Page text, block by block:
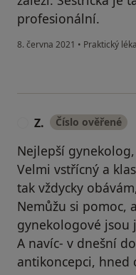
profesionální.
8. června 2021 • Praktický
Z. Číslo ověřené
Nejlepší
Velmi vstřícný a
tak vždycky
Nemůžu si pomoc,
gynekologové jsou
A navíc- v dnešní
antikoncepci, hned